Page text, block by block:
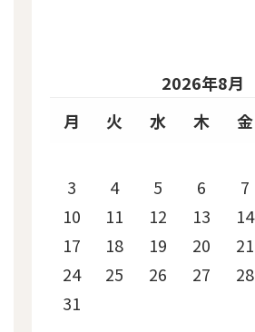
2026年8月
月
火 水 木 金
3
4 5 6 7
10
11 12 13 14
17
18 19 20 21
24
25 26 27 28
31